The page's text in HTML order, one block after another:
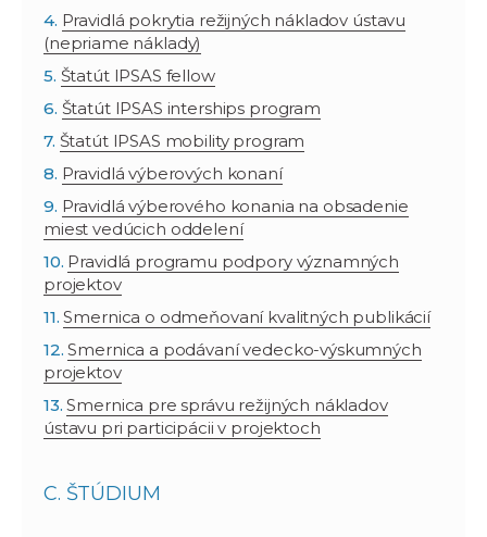
Pravidlá pokrytia režijných nákladov ústavu
(nepriame náklady)
Štatút IPSAS fellow
Štatút IPSAS interships program
Štatút IPSAS mobility program
Pravidlá výberových konaní
Pravidlá výberového konania na obsadenie
miest vedúcich oddelení
Pravidlá programu podpory významných
projektov
Smernica o odmeňovaní kvalitných publikácií
Smernica a podávaní vedecko-výskumných
projektov
Smernica pre správu režijných nákladov
ústavu pri participácii v projektoch
C. ŠTÚDIUM